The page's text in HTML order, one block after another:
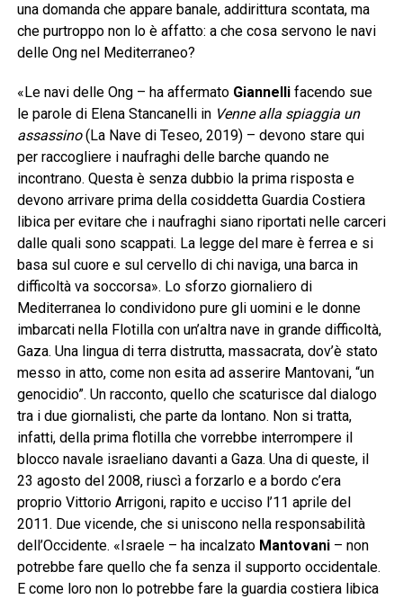
una domanda che appare banale, addirittura scontata, ma
che purtroppo non lo è affatto: a che cosa servono le navi
delle Ong nel Mediterraneo?
«Le navi delle Ong – ha affermato Giannellifacendo sue
le parole di Elena Stancanelli in Venne alla spiaggia un
assassino(La Nave di Teseo, 2019) – devono stare qui
per raccogliere i naufraghi delle barche quando ne
incontrano. Questa è senza dubbio la prima risposta e
devono arrivare prima della cosiddetta Guardia Costiera
libica per evitare che i naufraghi siano riportati nelle carceri
dalle quali sono scappati. La legge del mare è ferrea e si
basa sul cuore e sul cervello di chi naviga, una barca in
difficoltà va soccorsa». Lo sforzo giornaliero di
Mediterranea lo condividono pure gli uomini e le donne
imbarcati nella Flotilla con un’altra nave in grande difficoltà,
Gaza. Una lingua di terra distrutta, massacrata, dov’è stato
messo in atto, come non esita ad asserire Mantovani, “un
genocidio”. Un racconto, quello che scaturisce dal dialogo
tra i due giornalisti, che parte da lontano. Non si tratta,
infatti, della prima flotilla che vorrebbe interrompere il
blocco navale israeliano davanti a Gaza. Una di queste, il
23 agosto del 2008, riuscì a forzarlo e a bordo c’era
proprio Vittorio Arrigoni, rapito e ucciso l’11 aprile del
2011. Due vicende, che si uniscono nella responsabilità
dell’Occidente. «Israele – ha incalzato Mantovani– non
potrebbe fare quello che fa senza il supporto occidentale.
E come loro non lo potrebbe fare la guardia costiera libica